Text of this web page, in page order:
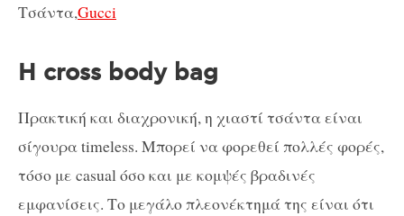
Τσάντα,Gucci
Η cross body bag
Πρακτική και διαχρονική, η χιαστί τσάντα είναι
σίγουρα timeless. Μπορεί να φορεθεί πολλές φορές,
τόσο με casual όσο και με κομψές βραδινές
εμφανίσεις. Το μεγάλο πλεονέκτημά της είναι ότι